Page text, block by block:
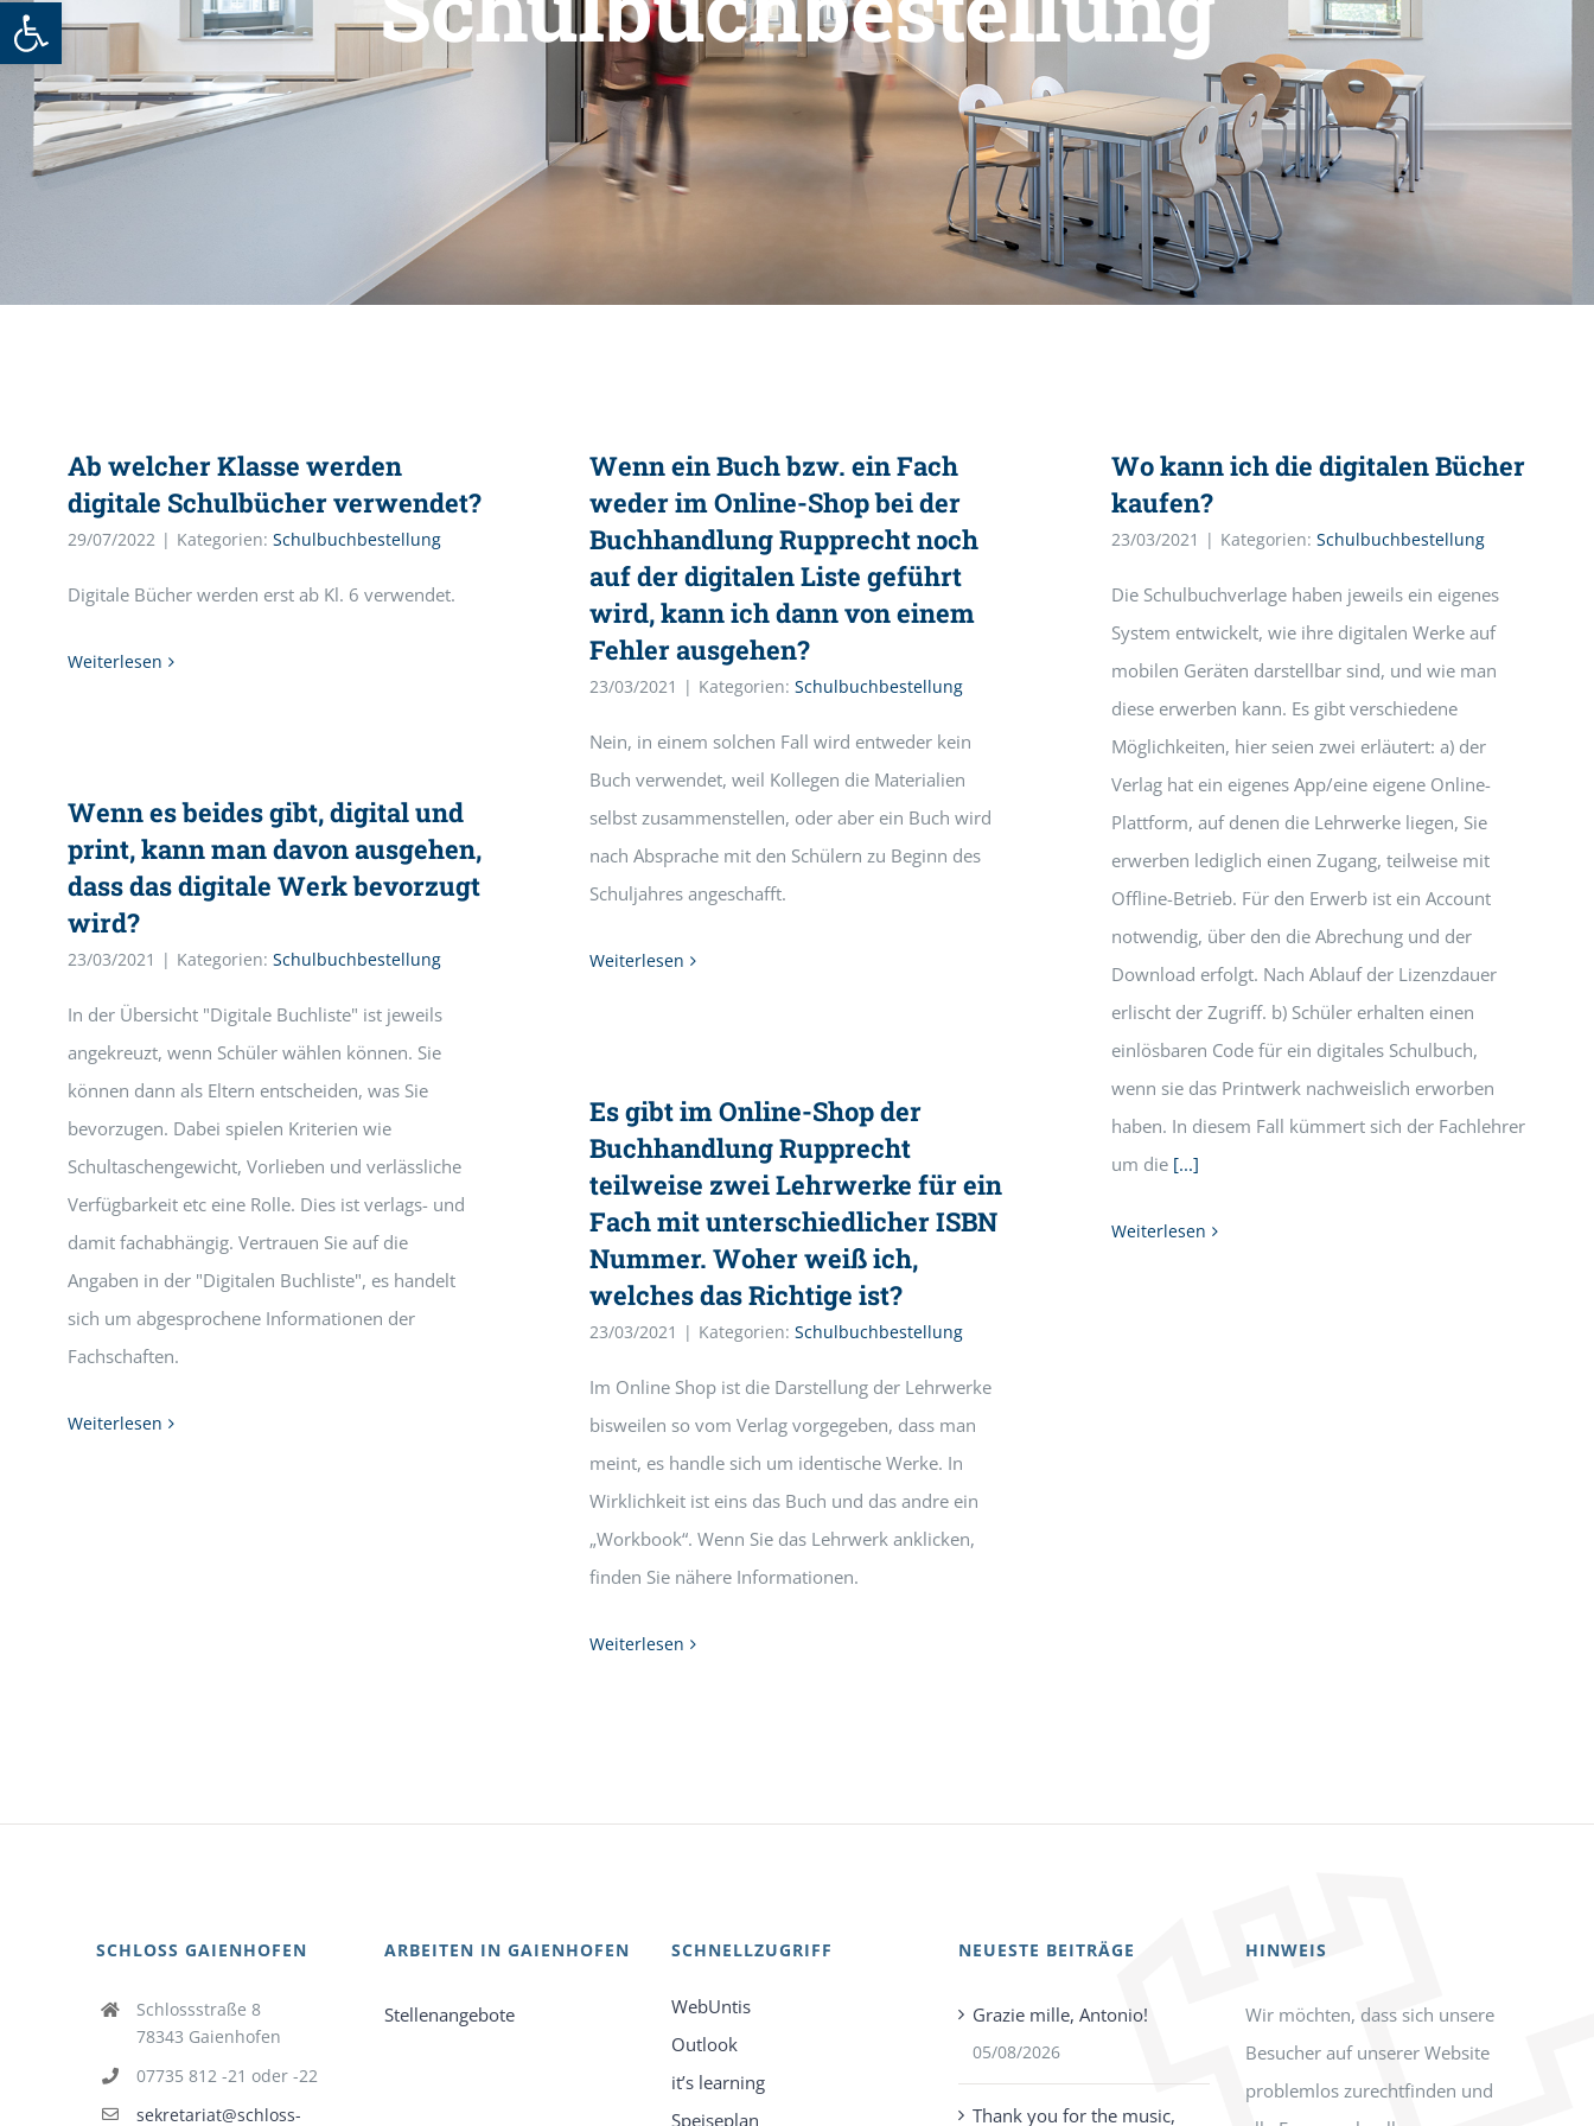
Werkzeugleiste öffnen
Ab welcher Klasse werden
digitale Schulbücher verwendet?
29/07/2022 | Kategorien: Schulbuchbestellung
Digitale Bücher werden erst ab Kl. 6 verwendet.
Weiterlesen
Wenn ein Buch bzw. ein Fach
weder im Online-Shop bei der
Buchhandlung Rupprecht noch
auf der digitalen Liste geführt
wird, kann ich dann von einem
Fehler ausgehen?
23/03/2021 | Kategorien: Schulbuchbestellung
Nein, in einem solchen Fall wird entweder kein
Buch verwendet, weil Kollegen die Materialien
selbst zusammenstellen, oder aber ein Buch wird
nach Absprache mit den Schülern zu Beginn des
Schuljahres angeschafft.
Weiterlesen
Wo kann ich die digitalen Bücher
kaufen?
23/03/2021 | Kategorien: Schulbuchbestellung
Die Schulbuchverlage haben jeweils ein eigenes
System entwickelt, wie ihre digitalen Werke auf
mobilen Geräten darstellbar sind, und wie man
diese erwerben kann. Es gibt verschiedene
Möglichkeiten, hier seien zwei erläutert: a) der
Verlag hat ein eigenes App/eine eigene Online-
Plattform, auf denen die Lehrwerke liegen, Sie
erwerben lediglich einen Zugang, teilweise mit
Offline-Betrieb. Für den Erwerb ist ein Account
notwendig, über den die Abrechung und der
Download erfolgt. Nach Ablauf der Lizenzdauer
erlischt der Zugriff. b) Schüler erhalten einen
einlösbaren Code für ein digitales Schulbuch,
wenn sie das Printwerk nachweislich erworben
haben. In diesem Fall kümmert sich der Fachlehrer
um die [...]
Weiterlesen
Wenn es beides gibt, digital und
print, kann man davon ausgehen,
dass das digitale Werk bevorzugt
wird?
23/03/2021 | Kategorien: Schulbuchbestellung
In der Übersicht "Digitale Buchliste" ist jeweils
angekreuzt, wenn Schüler wählen können. Sie
können dann als Eltern entscheiden, was Sie
bevorzugen. Dabei spielen Kriterien wie
Schultaschengewicht, Vorlieben und verlässliche
Verfügbarkeit etc eine Rolle. Dies ist verlags- und
damit fachabhängig. Vertrauen Sie auf die
Angaben in der "Digitalen Buchliste", es handelt
sich um abgesprochene Informationen der
Fachschaften.
Weiterlesen
Es gibt im Online-Shop der
Buchhandlung Rupprecht
teilweise zwei Lehrwerke für ein
Fach mit unterschiedlicher ISBN
Nummer. Woher weiß ich,
welches das Richtige ist?
23/03/2021 | Kategorien: Schulbuchbestellung
Im Online Shop ist die Darstellung der Lehrwerke
bisweilen so vom Verlag vorgegeben, dass man
meint, es handle sich um identische Werke. In
Wirklichkeit ist eins das Buch und das andre ein
„Workbook“. Wenn Sie das Lehrwerk anklicken,
finden Sie nähere Informationen.
Weiterlesen
SCHLOSS GAIENHOFEN
Schlossstraße 8
78343 Gaienhofen
07735 812 -21 oder -22
sekretariat@schloss-
ARBEITEN IN GAIENHOFEN
Stellenangebote
SCHNELLZUGRIFF
WebUntis
Outlook
it’s learning
Speiseplan
NEUESTE BEITRÄGE
Grazie mille, Antonio!
05/08/2026
Thank you for the music,
HINWEIS
Wir möchten, dass sich unsere
Besucher auf unserer Website
problemlos zurechtfinden und